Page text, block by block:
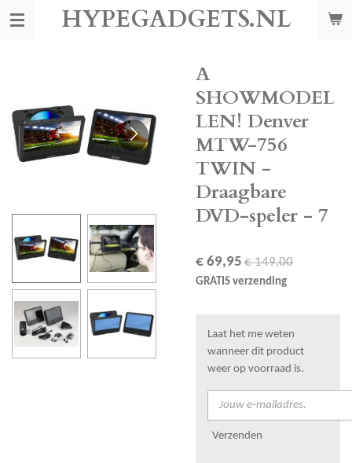
Ga
HYPEGADGETS.NL
A
SHOWMODEL
LEN! Denver
MTW-756
TWIN -
Draagbare
DVD-speler - 7
€ 69,95 € 149,00
GRATIS verzending
Laat het me weten
wanneer dit product
weer op voorraad is.
Verzenden